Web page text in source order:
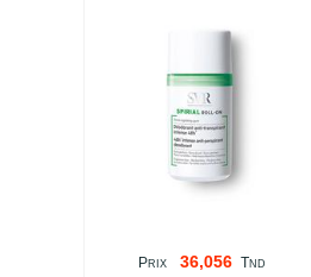
PRIX 36,056 TND